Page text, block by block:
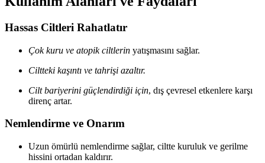
Hassas Ciltleri Rahatlatır
Çok kuru ve atopik ciltlerin yatışmasını sağlar.
Ciltteki kaşıntı ve tahrişi azaltır.
Cilt bariyerini güçlendirdiği için, dış çevresel etkenlere karşı
direnç artar.
Nemlendirme ve Onarım
Uzun ömürlü nemlendirme sağlar, ciltte kuruluk ve gerilme
hissini ortadan kaldırır.